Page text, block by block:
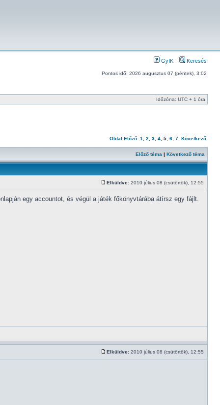
GyIK Keresés
Pontos idő: 2026 augusztus 07 (péntek), 3:02
Időzóna: UTC + 1 óra
Oldal Előző 1 2 3 4 5 6 7 Következő
Előző téma | Következő téma
Elküldve: 2010 július 08 (csütörtök), 12:55
egy accountot, és végül a játék főkönyvtárába átírsz egy fájlt.
Elküldve: 2010 július 08 (csütörtök), 12:55